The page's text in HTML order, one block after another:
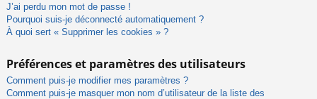
J’ai perdu mon mot de passe !
Pourquoi suis-je déconnecté automatiquement ?
À quoi sert « Supprimer les cookies » ?
Préférences et paramètres des utilisateurs
Comment puis-je modifier mes paramètres ?
Comment puis-je masquer mon nom d’utilisateur de la liste des